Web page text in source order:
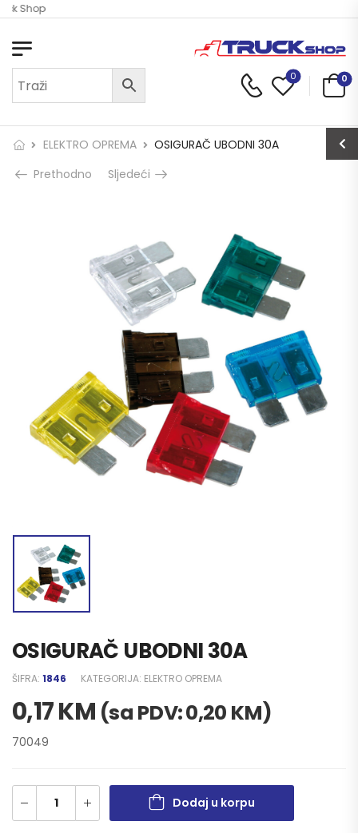
Shop
0 0
ELEKTRO OPREMA
OSIGURAČ UBODNI 30A
Prethodno
Sljedeći
OSIGURAČ UBODNI 30A
ŠIFRA: 1846 KATEGORIJA: ELEKTRO OPREMA
0,17KM (sa PDV:0,20 KM)
70049
Dodaj u korpu